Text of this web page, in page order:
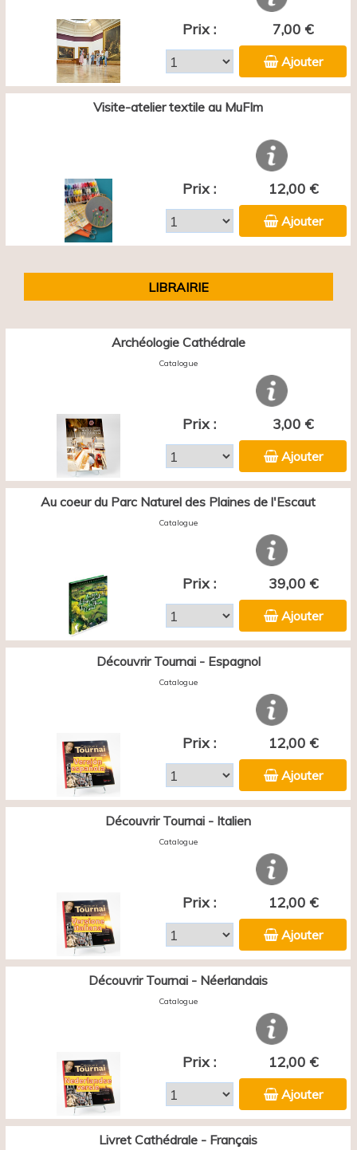
Prix : 7,00 €
Ajouter
Visite-atelier textile au MuFIm
Prix : 12,00 €
Ajouter
LIBRAIRIE
Archéologie Cathédrale
Catalogue
Prix : 3,00 €
Ajouter
Au coeur du Parc Naturel des Plaines de l'Escaut
Catalogue
Prix : 39,00 €
Ajouter
Découvrir Tournai - Espagnol
Catalogue
Prix : 12,00 €
Ajouter
Découvrir Tournai - Italien
Catalogue
Prix : 12,00 €
Ajouter
Découvrir Tournai - Néerlandais
Catalogue
Prix : 12,00 €
Ajouter
Livret Cathédrale - Français